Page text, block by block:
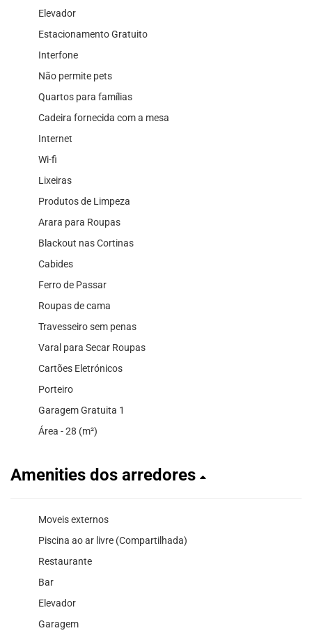
Elevador
Estacionamento Gratuito
Interfone
Não permite pets
Quartos para famílias
Cadeira fornecida com a mesa
Internet
Wi-fi
Lixeiras
Produtos de Limpeza
Arara para Roupas
Blackout nas Cortinas
Cabides
Ferro de Passar
Roupas de cama
Travesseiro sem penas
Varal para Secar Roupas
Cartões Eletrónicos
Porteiro
Garagem Gratuita 1
Área - 28 (m²)
Amenities dos arredores
Moveis externos
Piscina ao ar livre (Compartilhada)
Restaurante
Bar
Elevador
Garagem